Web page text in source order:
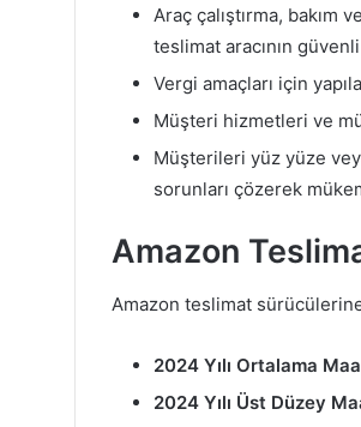
Araç çalıştırma,
teslimat aracının
Vergi amaçları için
Müşteri hizmetleri ve
Müşterileri yüz yüze
sorunları çözerek
Amazon
Amazon teslimat
2024 Yılı Ortalama
2024 Yılı Üst Düzey